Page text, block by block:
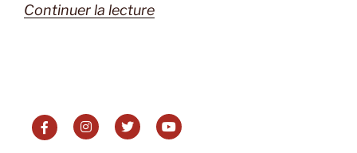
Continuer la lecturede
et